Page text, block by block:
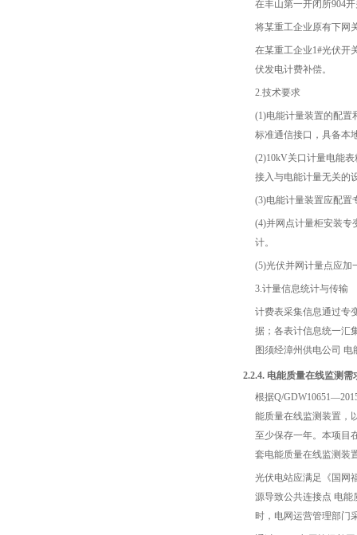
在丰山第一开闭所904
将某重工企业原有下网
在某重工企业1#光伏开
伏发电计费补偿。
2.技术要求
(1)电能计量装置的配置
标准通信接口，具备本
(2)10kV关口计量电能
接入与电能计量无关的
(3)电能计量装置应配置
(4)并网点计量柜安装专
计。
(5)光伏并网计量点应加
3.计量信息统计与传输
计费表采集信息通过专
据；各表计信息统一汇
图须经漳州供电公司
2.2.4. 电能质量在线监测需
根据Q/
能质量在线监测装置，
至少保存一年。本项目
套电能质量在线监测装
光伏电站应满足《国网
源导致公共连接点 电
时，电网运营管理部门